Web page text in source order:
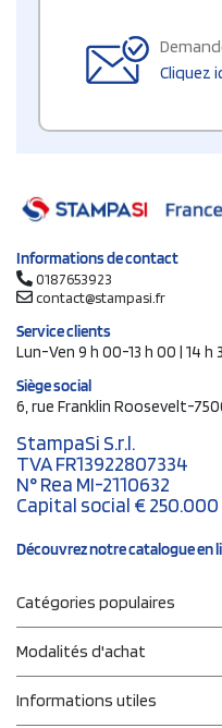
Cliquez
Informations de contact
0187653923
contact@stampasi.fr
Service clients
Lun-Ven 9 h 00-13 h 00 | 14 h
Siège social
6, rue Franklin Roosevelt-
StampaSi S.r.l.
TVA FR13922807334
N° Rea MI-2110632
Capital social € 250.000
Découvrez notre catalogue en
Catégories populaires
Modalités d'achat
Informations utiles